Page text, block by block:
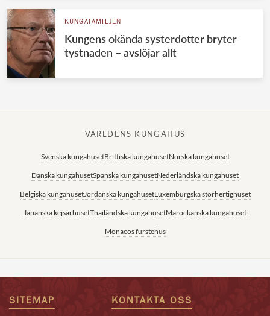
KUNGAFAMILJEN
Kungens okända systerdotter bryter
tystnaden – avslöjar allt
VÄRLDENS KUNGAHUS
Svenska kungahusetBrittiska kungahusetNorska kungahuset
Danska kungahusetSpanska kungahusetNederländska kungahuset
Belgiska kungahusetJordanska kungahusetLuxemburgska storhertighuset
Japanska kejsarhusetThailändska kungahusetMarockanska kungahuset
Monacos furstehus
SITEMAP KONTAKTA OSS